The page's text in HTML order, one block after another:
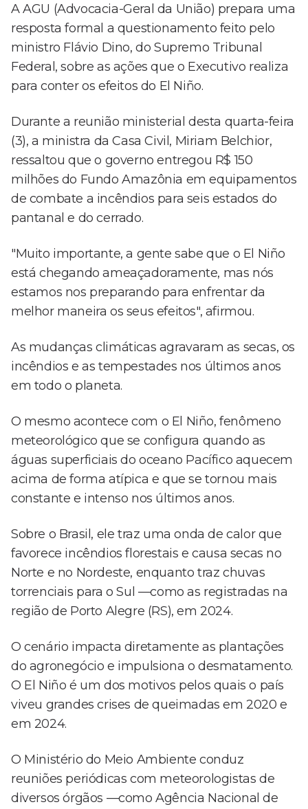
A AGU (Advocacia-Geral da União) prepara uma
resposta formal a questionamento feito pelo
ministro Flávio Dino, do Supremo Tribunal
Federal, sobre as ações que o Executivo realiza
para conter os efeitos do El Niño.
Durante a reunião ministerial desta quarta-feira
(3), a ministra da Casa Civil, Miriam Belchior,
ressaltou que o governo entregou R$ 150
milhões do Fundo Amazônia em equipamentos
de combate a incêndios para seis estados do
pantanal e do cerrado.
"Muito importante, a gente sabe que o El Niño
está chegando ameaçadoramente, mas nós
estamos nos preparando para enfrentar da
melhor maneira os seus efeitos", afirmou.
As mudanças climáticas agravaram as secas, os
incêndios e as tempestades nos últimos anos
em todo o planeta.
O mesmo acontece com o El Niño, fenômeno
meteorológico que se configura quando as
águas superficiais do oceano Pacífico aquecem
acima de forma atípica e que se tornou mais
constante e intenso nos últimos anos.
Sobre o Brasil, ele traz uma onda de calor que
favorece incêndios florestais e causa secas no
Norte e no Nordeste, enquanto traz chuvas
torrenciais para o Sul —como as registradas na
região de Porto Alegre (RS), em 2024.
O cenário impacta diretamente as plantações
do agronegócio e impulsiona o desmatamento.
O El Niño é um dos motivos pelos quais o país
viveu grandes crises de queimadas em 2020 e
em 2024.
O Ministério do Meio Ambiente conduz
reuniões periódicas com meteorologistas de
diversos órgãos —como Agência Nacional de